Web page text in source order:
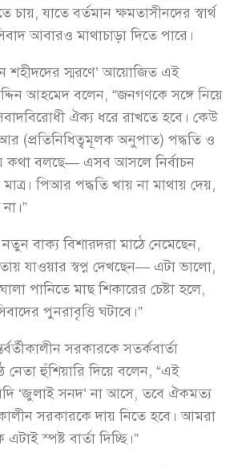
চায়, যাতে বর্তমান ক্ষমতাসীনদের স্বার্থ
আবারও মাথাচাড়া দিতে পারে।
শহীদদের স্মরণে’ আয়োজিত এই
আহমেদ বলেন, “জনগণকে সঙ্গে নিয়ে
ঐক্য ধরে রাখতে হবে। কেউ
(প্রতিনিধিত্বমূলক অনুপাত) পদ্ধতি ও
কথা বলছে— এসব আসলে নির্বাচন
পিআর পদ্ধতি খায় না মাথায় দেয়,
বাক্য বিশারদরা মাঠে নেমেছেন,
যাওয়ার স্বপ্ন দেখছেন— এটা ভালো,
পানিতে মাছ শিকারের চেষ্টা হলে,
পুনরাবৃত্তি ঘটাবে।”
সরকারকে সতর্কবার্তা
নেতা হুঁশিয়ারি দিয়ে বলেন, “এই
‘জুলাই সনদ’ না আসে, তবে ঐকমত্য
সরকারকে দায় নিতে হবে। আমরা
স্পষ্ট বার্তা দিচ্ছি।”